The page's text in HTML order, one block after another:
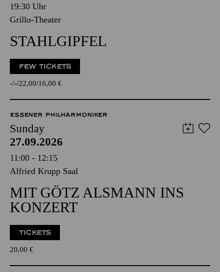
19:30 Uhr
Grillo-Theater
STAHLGIPFEL
FEW TICKETS
- - 22,00 16,00 €
ESSENER PHILHARMONIKER
Sunday
27.09.2026
11:00 - 12:15
Alfried Krupp Saal
MIT GÖTZ ALSMANN INS
KONZERT
TICKETS
20,00 €